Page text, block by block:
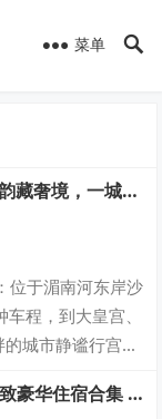
菜单
藏奢境，一城风
位于湄南河东岸沙
程，到大皇宫、
城市静谧行宫，
豪华住宿合集 ·